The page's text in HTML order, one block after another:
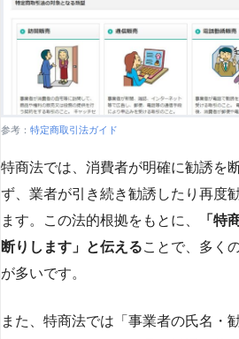
参考： 特定商取引法ガイド
特商法では、消費者が明確に勧誘を
ず、業者が引き続き勧誘したり再度
ます。この法的根拠をもとに、
「特
断りします」と伝えることで、多く
が多いです​​。
また、特商法では「事業者の氏名・